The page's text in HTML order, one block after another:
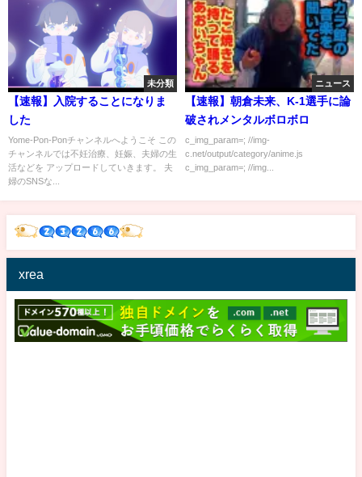
未分類
【速報】入院することになりま
した
Yome-Pon-Ponチャンネルへようこそ この
チャンネルでは不妊治療、妊娠、夫婦の生
活などを アップロードしていきます。 夫
婦のSNSな...
ニュース
【速報】朝倉未来、K-1選手に論
破されメンタルボロボロ
c_img_param=; //img-
c.net/output/category/anime.js
c_img_param=; //img...
xrea